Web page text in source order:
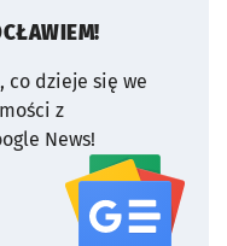
co dzieje się we
z
News!
serwisu